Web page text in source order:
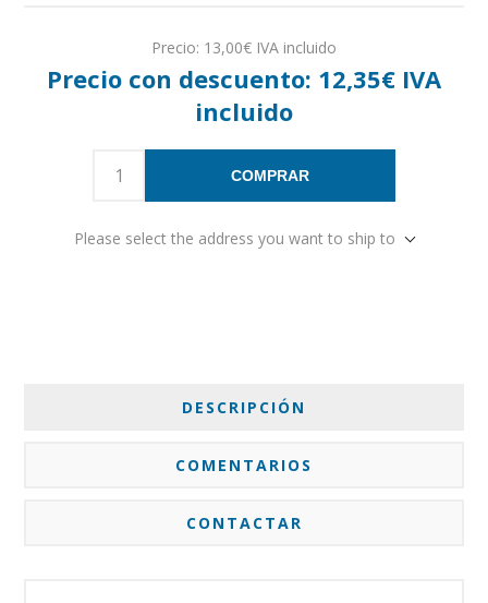
Precio: 13,00€ IVA incluido
Precio con descuento: 12,35€ IVA
incluido
COMPRAR
Please select the address you want to ship to
DESCRIPCIÓN
COMENTARIOS
CONTACTAR